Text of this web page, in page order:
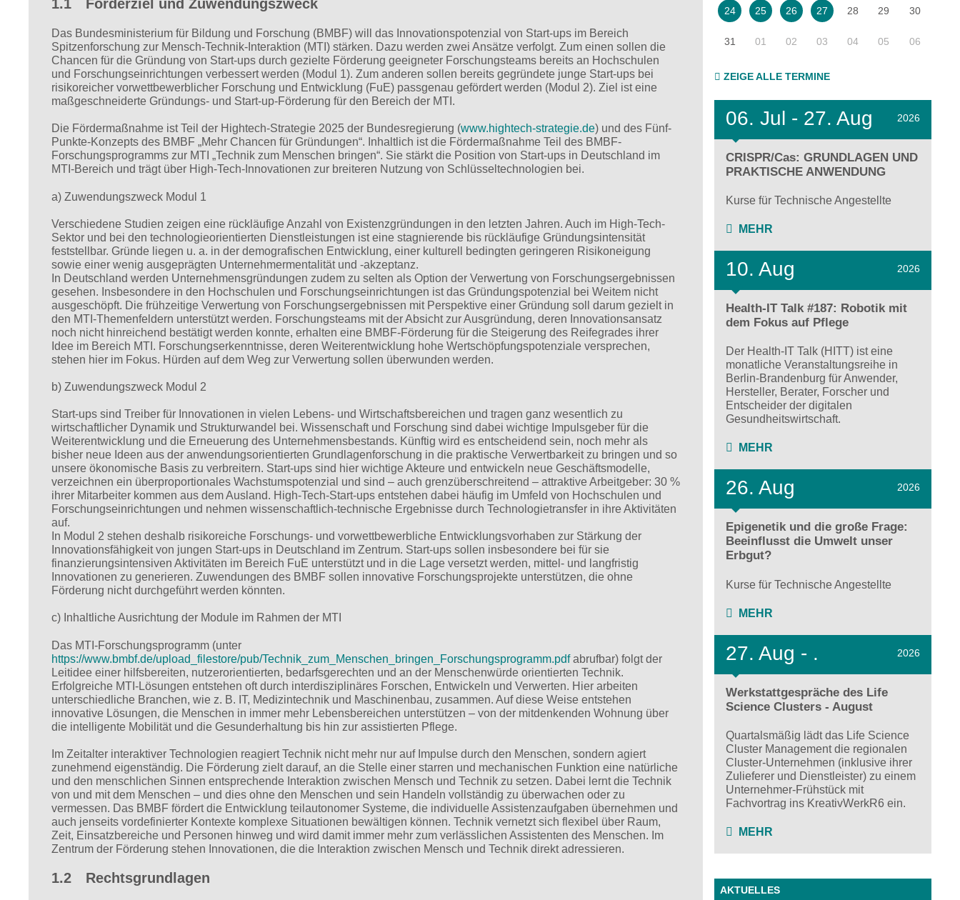
1.1 Förderziel und Zuwendungszweck
Das Bundesministerium für Bildung und Forschung (BMBF) will das Innovationspotenzial von Start-ups im Bereich
Spitzenforschung zur Mensch-Technik-Interaktion (MTI) stärken. Dazu werden zwei Ansätze verfolgt. Zum einen sollen die
Chancen für die Gründung von Start-ups durch gezielte Förderung geeigneter Forschungsteams bereits an Hochschulen
und Forschungseinrichtungen verbessert werden (Modul 1). Zum anderen sollen bereits gegründete junge Start-ups bei
risikoreicher vorwettbewerblicher Forschung und Entwicklung (FuE) passgenau gefördert werden (Modul 2). Ziel ist eine
maßgeschneiderte Gründungs- und Start-up-Förderung für den Bereich der MTI.
Die Fördermaßnahme ist Teil der Hightech-Strategie 2025 der Bundesregierung (www.hightech-strategie.de) und des Fünf-
Punkte-Konzepts des BMBF „Mehr Chancen für Gründungen“. Inhaltlich ist die Fördermaßnahme Teil des BMBF-
Forschungsprogramms zur MTI „Technik zum Menschen bringen“. Sie stärkt die Position von Start-ups in Deutschland im
MTI-Bereich und trägt über High-Tech-Innovationen zur breiteren Nutzung von Schlüsseltechnologien bei.
a) Zuwendungszweck Modul 1
Verschiedene Studien zeigen eine rückläufige Anzahl von Existenzgründungen in den letzten Jahren. Auch im High-Tech-
Sektor und bei den technologieorientierten Dienstleistungen ist eine stagnierende bis rückläufige Gründungsintensität
feststellbar. Gründe liegen u. a. in der demografischen Entwicklung, einer kulturell bedingten geringeren Risikoneigung
sowie einer wenig ausgeprägten Unternehmermentalität und -akzeptanz.
In Deutschland werden Unternehmensgründungen zudem zu selten als Option der Verwertung von Forschungsergebnissen
gesehen. Insbesondere in den Hochschulen und Forschungseinrichtungen ist das Gründungspotenzial bei Weitem nicht
ausgeschöpft. Die frühzeitige Verwertung von Forschungsergebnissen mit Perspektive einer Gründung soll darum gezielt in
den MTI-Themenfeldern unterstützt werden. Forschungsteams mit der Absicht zur Ausgründung, deren Innovationsansatz
noch nicht hinreichend bestätigt werden konnte, erhalten eine BMBF-Förderung für die Steigerung des Reifegrades ihrer
Idee im Bereich MTI. Forschungserkenntnisse, deren Weiterentwicklung hohe Wertschöpfungspotenziale versprechen,
stehen hier im Fokus. Hürden auf dem Weg zur ­Verwertung sollen überwunden werden.
b) Zuwendungszweck Modul 2
Start-ups sind Treiber für Innovationen in vielen Lebens- und Wirtschaftsbereichen und tragen ganz wesentlich zu
wirtschaftlicher Dynamik und Strukturwandel bei. Wissenschaft und Forschung sind dabei wichtige Impulsgeber für die
Weiterentwicklung und die Erneuerung des Unternehmensbestands. Künftig wird es entscheidend sein, noch mehr als
bisher neue Ideen aus der anwendungsorientierten Grundlagenforschung in die praktische Verwertbarkeit zu bringen und so
unsere ökonomische Basis zu verbreitern. Start-ups sind hier wichtige Akteure und entwickeln neue Geschäftsmodelle,
verzeichnen ein überproportionales Wachstumspotenzial und sind – auch grenzüberschreitend – attraktive Arbeitgeber: 30 %
ihrer Mitarbeiter kommen aus dem Ausland. High-Tech-Start-ups entstehen dabei häufig im Umfeld von Hochschulen und
Forschungseinrichtungen und nehmen wissenschaftlich-technische Ergebnisse durch Technologietransfer in ihre Aktivitäten
auf.
In Modul 2 stehen deshalb risikoreiche Forschungs- und vorwettbewerbliche Entwicklungsvorhaben zur Stärkung der
Innovationsfähigkeit von jungen Start-ups in Deutschland im Zentrum. Start-ups sollen insbesondere bei für sie
finanzierungsintensiven Aktivitäten im Bereich FuE unterstützt und in die Lage versetzt werden, mittel- und langfristig
Innovationen zu generieren. Zuwendungen des BMBF sollen innovative Forschungsprojekte unterstützen, die ohne
Förderung nicht durchgeführt werden könnten.
c) Inhaltliche Ausrichtung der Module im Rahmen der MTI
Das MTI-Forschungsprogramm (unter
https://www.bmbf.de/upload_filestore/pub/Technik_zum_Menschen_bringen_Forschungsprogramm.pdfabrufbar) folgt der
Leitidee einer hilfsbereiten, nutzerorientierten, bedarfsgerechten und an der Menschenwürde orientierten Technik.
Erfolgreiche MTI-Lösungen entstehen oft durch interdisziplinäres Forschen, Entwickeln und Verwerten. Hier arbeiten
unterschiedliche Branchen, wie z. B. IT, Medizintechnik und Maschinenbau, zusammen. Auf diese Weise entstehen
innovative Lösungen, die Menschen in immer mehr Lebensbereichen unterstützen – von der mitdenkenden Wohnung über
die intelligente Mobilität und die Gesunderhaltung bis hin zur assistierten Pflege.
Im Zeitalter interaktiver Technologien reagiert Technik nicht mehr nur auf Impulse durch den Menschen, sondern agiert
zunehmend eigenständig. Die Förderung zielt darauf, an die Stelle einer starren und mechanischen Funktion eine natürliche
und den menschlichen Sinnen entsprechende Interaktion zwischen Mensch und Technik zu setzen. Dabei lernt die Technik
von und mit dem Menschen – und dies ohne den Menschen und sein Handeln vollständig zu überwachen oder zu
vermessen. Das BMBF fördert die Entwicklung teilautonomer Systeme, die individuelle Assistenzaufgaben übernehmen und
auch jenseits vordefinierter Kontexte komplexe Situationen bewältigen können. Technik vernetzt sich flexibel über Raum,
Zeit, Einsatzbereiche und Personen hinweg und wird damit immer mehr zum verlässlichen Assistenten des Menschen. Im
Zentrum der Förderung stehen Innovationen, die die Interaktion zwischen Mensch und Technik direkt adressieren.
1.2 Rechtsgrundlagen
24 25 26 27 28 29 30
31 01 02 03 04 05 06
ZEIGE ALLE TERMINE
06. Jul - 27. Aug 2026
CRISPR/Cas: GRUNDLAGEN UND
PRAKTISCHE ANWENDUNG
Kurse für Technische Angestellte
MEHR
10. Aug 2026
Health-IT Talk #187: Robotik mit
dem Fokus auf Pflege
Der Health-IT Talk (HITT) ist eine
monatliche Veranstaltungsreihe in
Berlin-Brandenburg für Anwender,
Hersteller, Berater, Forscher und
Entscheider der digitalen
Gesundheitswirtschaft.
MEHR
26. Aug 2026
Epigenetik und die große Frage:
Beeinflusst die Umwelt unser
Erbgut?
Kurse für Technische Angestellte
MEHR
27. Aug - . 2026
Werkstattgespräche des Life
Science Clusters - August
Quartalsmäßig lädt das Life Science
Cluster Management die regionalen
Cluster-Unternehmen (inklusive ihrer
Zulieferer und Dienstleister) zu einem
Unternehmer-Frühstück mit
Fachvortrag ins KreativWerkR6 ein.
MEHR
AKTUELLES